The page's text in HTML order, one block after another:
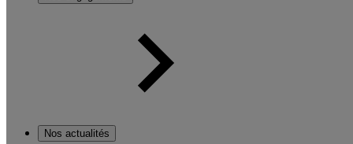
Nos actualités